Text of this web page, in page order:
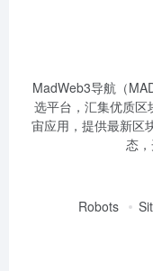
MadWeb3导航（
选平台，汇集优质
宙应用，提供最新区
态
Robots